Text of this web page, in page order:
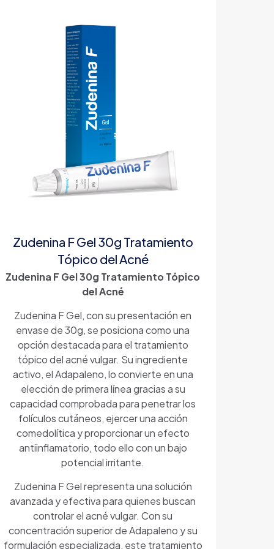
Zudenina F Gel 30g Tratamiento
Tópico del Acné
Zudenina F Gel 30g Tratamiento Tópico
del Acné
Zudenina F Gel, con su presentación en
envase de 30g, se posiciona como una
opción destacada para el tratamiento
tópico del acné vulgar. Su ingrediente
activo, el Adapaleno, lo convierte en una
elección de primera línea gracias a su
capacidad comprobada para penetrar los
folículos cutáneos, ejercer una acción
comedolítica y proporcionar un efecto
antiinflamatorio, todo ello con un bajo
potencial irritante.
Zudenina F Gel representa una solución
avanzada y efectiva para quienes buscan
controlar el acné vulgar. Con su
concentración superior de Adapaleno y su
formulación especializada, este tratamiento